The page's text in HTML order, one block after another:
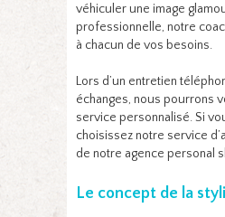
véhiculer une image
professionnelle, notre
à chacun de vos besoins.
Lors d’un entretien
échanges, nous pourrons
service personnalisé. Si
choisissez notre service
de notre agence personal
Le concept de la